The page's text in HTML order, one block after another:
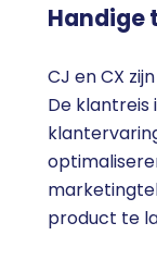
Handige
CJ en CX
De klantreis
product te